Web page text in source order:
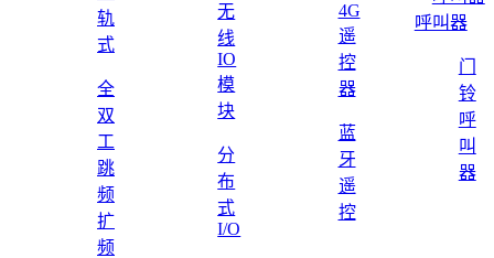
轨
式
全
双
工
跳
频
扩
频
无
线
IO
模
块
分
布
式
I/O
4G
遥
控
器
蓝
牙
遥
控
呼叫器
门
铃
呼
叫
器